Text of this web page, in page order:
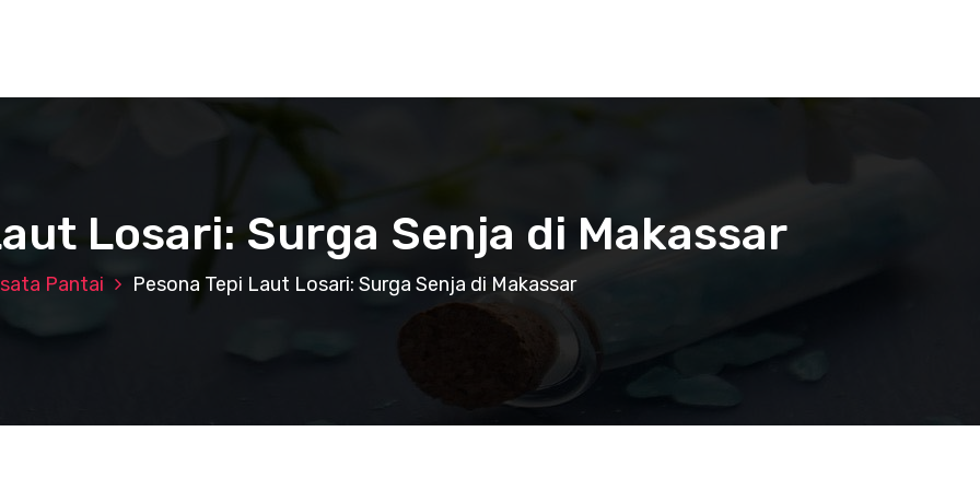
Losari: Surga Senja di Makassar
Pantai Pesona Tepi Laut Losari: Surga Senja di Makassar